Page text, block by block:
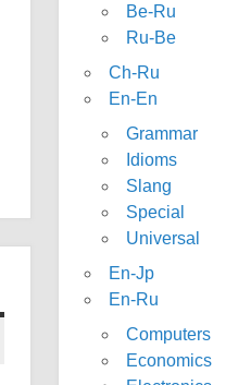
Be-Ru
Ru-Be
Ch-Ru
En-En
Grammar
Idioms
Slang
Special
Universal
En-Jp
En-Ru
Computers
Economics